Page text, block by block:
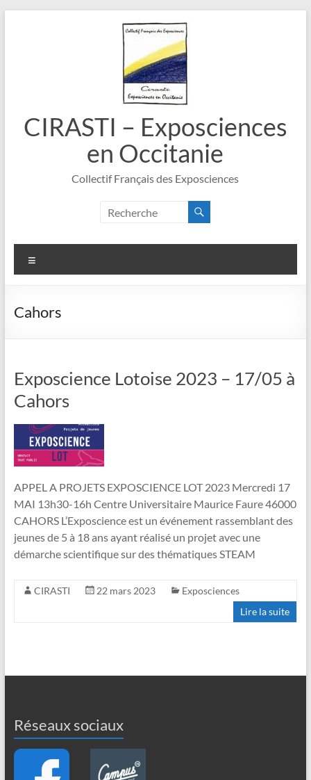
CIRASTI – Exposciences
en Occitanie
Collectif Français des Exposciences
Cahors
Exposcience Lotoise 2023 – 17/05 à
Cahors
APPEL A PROJETS EXPOSCIENCE LOT 2023 Mercredi 17
MAI 13h30-16h Centre Universitaire Maurice Faure 46000
CAHORS L’Exposcience est un événement rassemblant des
jeunes de 5 à 18 ans ayant réalisé un projet avec une
démarche scientifique sur des thématiques STEAM
CIRASTI 22 mars 2023
Exposciences
Lire la suite
Réseaux sociaux